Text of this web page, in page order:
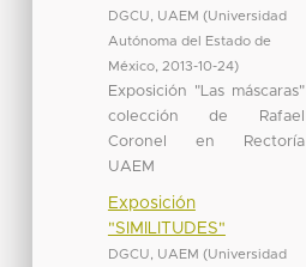
DGCU, UAEM (Universidad
Autónoma del Estado de
México, 2013-10-24)
Exposición "Las máscaras"
colección de Rafael
Coronel en Rectoría
UAEM
Exposición
"SIMILITUDES"
DGCU, UAEM (Universidad